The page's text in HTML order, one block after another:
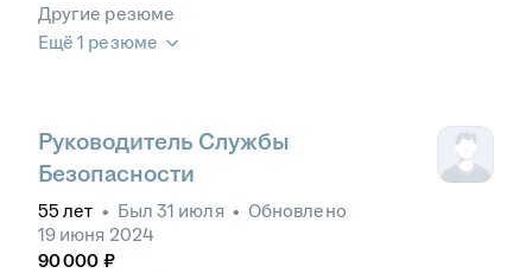
Другие резюме
Ещё 1 резюме
Руководитель Службы
Безопасности
55 лет • Был 31 июля • Обновлено
19 июня 2024
90 000 ₽